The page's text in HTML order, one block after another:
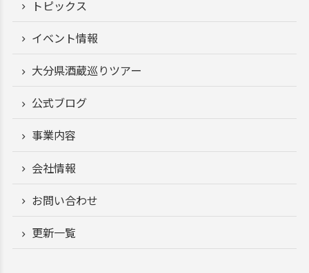
トピックス
イベント情報
大分県酒蔵巡りツアー
公式ブログ
事業内容
会社情報
お問い合わせ
更新一覧